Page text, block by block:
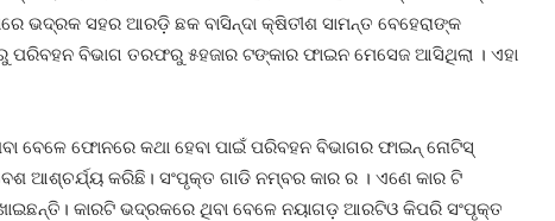
ଭଦ୍ରକ ସହର ଆରଡ଼ି ଛକ ବାସିନ୍ଦା କ୍ଷିତୀଶ ସାମନ୍ତ ବେହେରାଙ୍କ
ବିଭାଗ ତରଫରୁ ୫ହଜାର ଟଙ୍କାର ଫାଇନ ମେସେଜ ଆସିଥିଲା । ଏହା
ବେଳେ ଫୋନରେ କଥା ହେବା ପାଇଁ ପରିବହନ ବିଭାଗର ଫାଇନ୍ ନୋଟିସ୍
ଆଶ୍ଚର୍ଯ୍ୟ କରିଛି। ସଂପୃକ୍ତ ଗାଡି ନମ୍ବର କାର ର । ଏଣେ କାର ଟି
କାରଟି ଭଦ୍ରକରେ ଥିବା ବେଳେ ନୟାଗଡ଼ ଆରଟିଓ କିପରି ସଂପୃକ୍ତ